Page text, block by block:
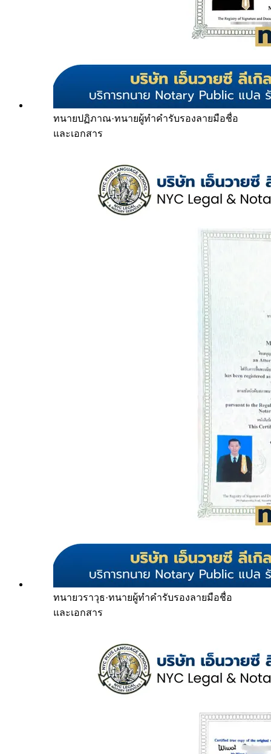
ทนายปฏิภาณ·ทนายผู้ทำคำรับรองลายมือชื่อ
และเอกสาร
ทนายวราวุธ·ทนายผู้ทำคำรับรองลายมือชื่อ
และเอกสาร